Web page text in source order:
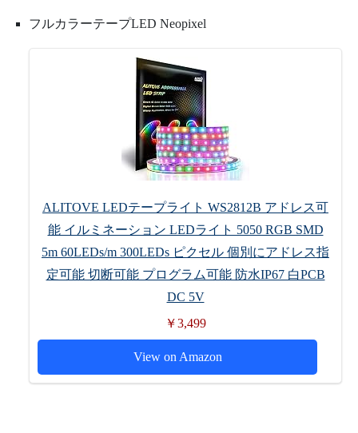
フルカラーテープLED Neopixel
ALITOVE LEDテープライト WS2812B アドレス可
能 イルミネーション LEDライト 5050 RGB SMD
5m 60LEDs/m 300LEDs ピクセル 個別にアドレス指
定可能 切断可能 プログラム可能 防水IP67 白PCB
DC 5V
￥3,499
View on Amazon